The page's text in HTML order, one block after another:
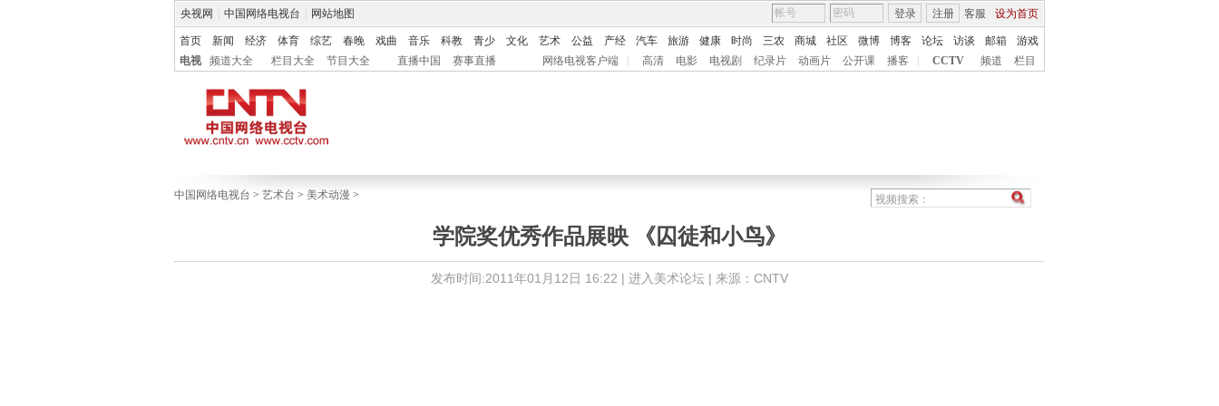
央视网 中国网络电视台 网站地图 客服 设为首页
登录 注册
首页 新闻 经济 体育 综艺 春晚 戏曲 音乐 科教 青少 文化 艺术 公益 产经 汽车 旅游 健康 时尚 三农 商城 社区 微博 博客 论坛 访谈 邮箱
游戏
电视
频道大全 栏目大全 节目大全 直播中国 赛事直播 网络电视客户端 高清 电影 电视剧 纪录片 动画片 公开课 播客 CCTV 频道 栏目
中国网络电视台 > 艺术台 > 美术动漫 >
学院奖优秀作品展映 《囚徒和小鸟》
发布时间:2011年01月12日 16:22 | 进入美术论坛 | 来源：CNTV